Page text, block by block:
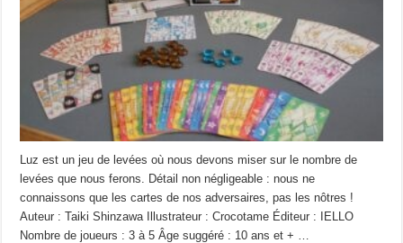
Luz est un jeu de levées où nous devons miser sur le nombre de
levées que nous ferons. Détail non négligeable : nous ne
connaissons que les cartes de nos adversaires, pas les nôtres !
Auteur : Taiki Shinzawa Illustrateur : Crocotame Éditeur : IELLO
Nombre de joueurs : 3 à 5 Âge suggéré : 10 ans et + …